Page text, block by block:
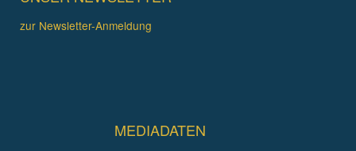
zur Newsletter-Anmeldung
MEDIADATEN